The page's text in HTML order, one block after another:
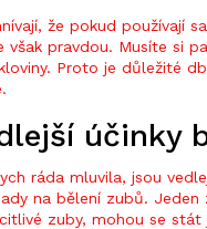
že pokud používají
však pravdou. Musíte si
Proto je důležité
účinky
ráda mluvila, jsou
na bělení zubů.
zuby, mohou se